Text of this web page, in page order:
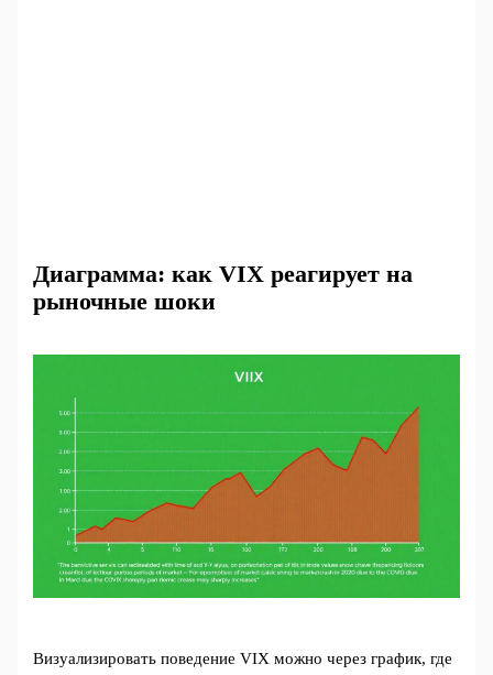
Диаграмма: как VIX реагирует на
рыночные шоки
Визуализировать поведение VIX можно через график, где